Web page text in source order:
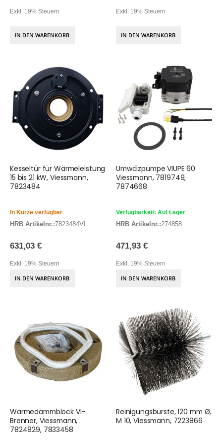
Exkl. 19% Steuern
IN DEN WARENKORB
Exkl. 19% Steuern
IN DEN WARENKORB
Kesseltür für Wärmeleistung
15 bis 21 kW, Viessmann,
7823484
In Kürze verfügbar
HRB Artikelnr.:7823484VI
631,03 €
Exkl. 19% Steuern
IN DEN WARENKORB
Umwälzpumpe VIUPE 60
Viessmann, 7819749,
7874668
Verfügbarkeit: Auf Lager
HRB Artikelnr.:274858
471,93 €
Exkl. 19% Steuern
IN DEN WARENKORB
Wärmedämmblock VI-
Brenner, Viessmann,
7824829, 7833458
Reinigungsbürste, 120 mm Ø,
M 10, Viessmann, 7223866